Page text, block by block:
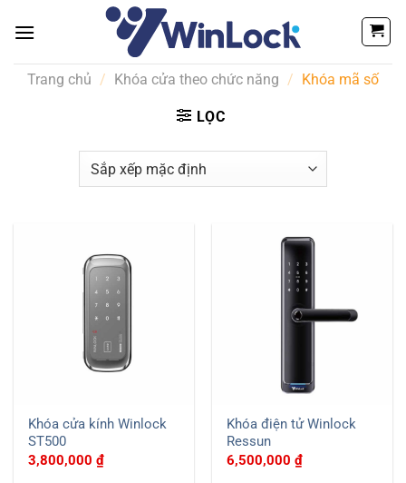
qua
dungTrang chủ / Khóa cửa theo chức năng / Khóa mã số
LỌC
Khóa cửa kính Winlock
ST500
3,800,000₫
Khóa điện tử Winlock
Ressun
6,500,000₫